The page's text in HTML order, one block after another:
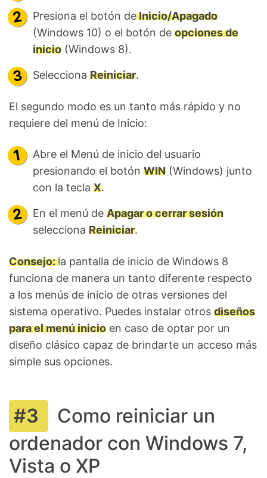
Presiona el botón deInicio/Apagado
(Windows 10) o el botón de opciones de
inicio (Windows 8).
Selecciona Reiniciar.
El segundo modo es un tanto más rápido y no
requiere del menú de Inicio:
Abre el Menú de inicio del usuario
presionando el botón WIN (Windows) junto
con la tecla X.
En el menú de Apagar o cerrar sesión
selecciona Reiniciar.
Consejo:la pantalla de inicio de Windows 8
funciona de manera un tanto diferente respecto
a los menús de inicio de otras versiones del
sistema operativo. Puedes instalar otros diseños
para el menú inicio en caso de optar por un
diseño clásico capaz de brindarte un acceso más
simple sus opciones.
Como reiniciar un
ordenador con Windows 7,
Vista o XP